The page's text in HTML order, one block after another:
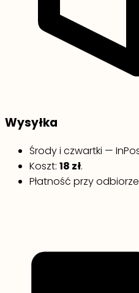
Wysyłka
Środy i czwartki —
Koszt: 18 zł.
Płatność przy